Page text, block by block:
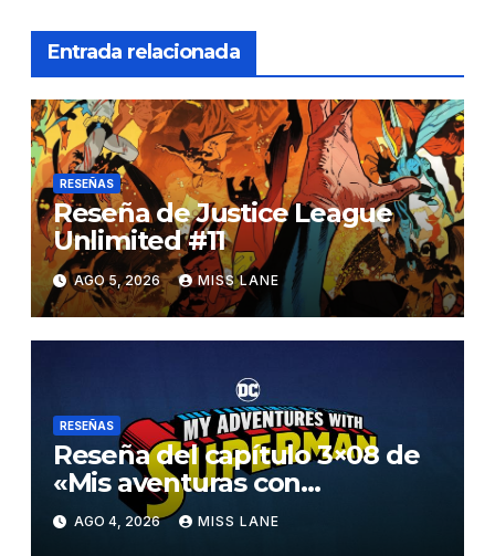
Entrada relacionada
RESEÑAS
Reseña de Justice League
Unlimited #11
AGO 5, 2026 MISS LANE
RESEÑAS
Reseña del capítulo 3×08 de
«Mis aventuras con
Superman»
AGO 4, 2026 MISS LANE